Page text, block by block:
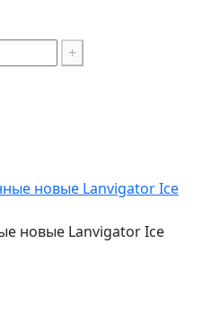
+
новые Lanvigator Ice